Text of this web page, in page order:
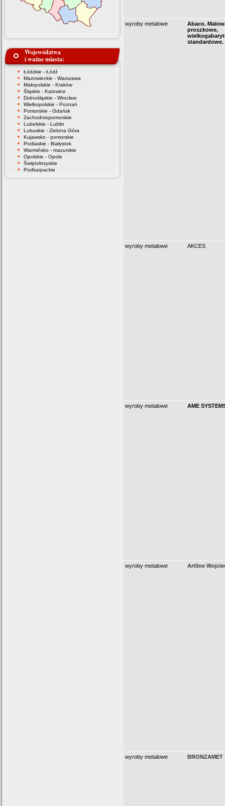
Województwa
i ważne miasta:
Łódzkie - Łódź
Mazowieckie - Warszawa
Małopolskie - Kraków
Śląskie - Katowice
Dolnośląskie - Wrocław
Wielkopolskie - Poznań
Pomorskie - Gdańsk
Zachodniopomorskie
Lubelskie - Lublin
Lubuskie - Zielona Góra
Kujawsko - pomorskie
Podlaskie - Białystok
Warmińsko - mazurskie
Opolskie - Opole
Świętokrzyskie
Podkarpackie
wyroby metalowe
Abaco.
proszkowe,
standardowe.
wyroby metalowe AKCES
wyroby metalowe AME
wyroby metalowe Artline
wyroby metalowe BRONZAMET